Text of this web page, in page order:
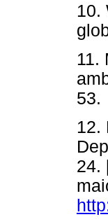
10.
11.
53.
12.
24.